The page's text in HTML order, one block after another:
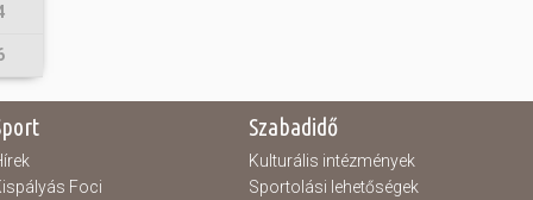
Foci
Szabadidő
Kulturális intézmények
Sportolási lehetőségek